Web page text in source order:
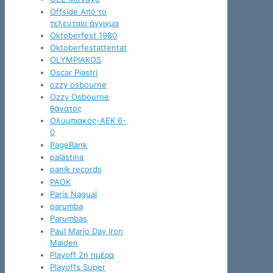
Offside Από το
τελευταίο άγγιγμα
Oktoberfest 1980
Oktoberfestattentat
OLYMPIAKOS
Oscar Piastri
ozzy osbourne
Ozzy Osbourne
θάνατος
Oλυμπιακός-ΑΕΚ 6-
0
PageRank
palästina
panik records
PAOK
Paris Nagual
parumba
Parumbas
Paul Mario Day Iron
Maiden
Playoff 2η ημέρα
Playoffs Super